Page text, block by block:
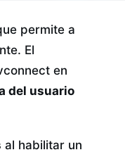
permite a
El
en
del usuario
al habilitar un